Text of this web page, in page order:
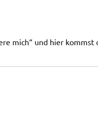
mich“ und hier kommst